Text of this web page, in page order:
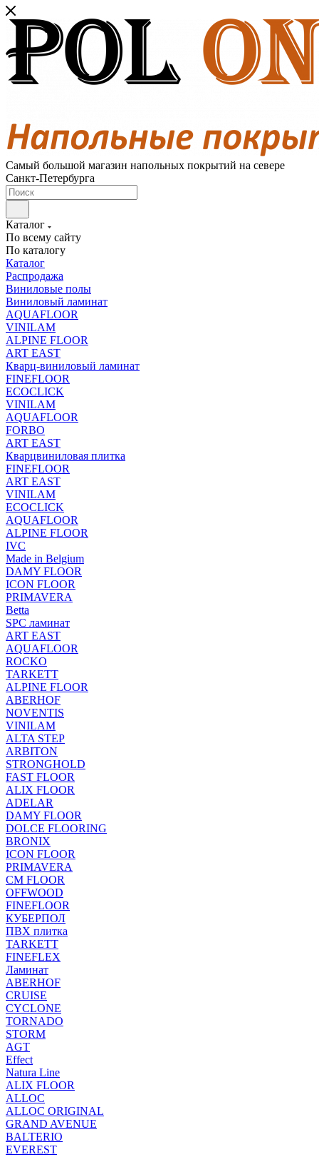
Самый большой магазин напольных покрытий на севере
Санкт-Петербурга
Каталог
По всему сайту
По каталогу
Каталог
Распродажа
Виниловые полы
Виниловый ламинат
AQUAFLOOR
VINILAM
ALPINE FLOOR
ART EAST
Кварц-виниловый ламинат
FINEFLOOR
ECOCLICK
VINILAM
AQUAFLOOR
FORBO
ART EAST
Кварцвиниловая плитка
FINEFLOOR
ART EAST
VINILAM
ECOCLICK
AQUAFLOOR
ALPINE FLOOR
IVC
Made in Belgium
DAMY FLOOR
ICON FLOOR
PRIMAVERA
Betta
SPC ламинат
ART EAST
AQUAFLOOR
ROCKO
TARKETT
ALPINE FLOOR
ABERHOF
NOVENTIS
VINILAM
ALTA STEP
ARBITON
STRONGHOLD
FAST FLOOR
ALIX FLOOR
ADELAR
DAMY FLOOR
DOLCE FLOORING
BRONIX
ICON FLOOR
PRIMAVERA
CM FLOOR
OFFWOOD
FINEFLOOR
КУБЕРПОЛ
ПВХ плитка
TARKETT
FINEFLEX
Ламинат
ABERHOF
CRUISE
CYCLONE
TORNADO
STORM
AGT
Effect
Natura Line
ALIX FLOOR
ALLOC
ALLOC ORIGINAL
GRAND AVENUE
BALTERIO
EVEREST